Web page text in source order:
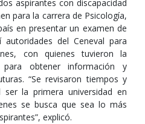
aspirantes con discapacidad
para la carrera de Psicología,
en presentar un examen de
autoridades del Ceneval para
con quienes tuvieron la
obtener información y
“Se revisaron tiempos y
la primera universidad en
se busca que sea lo más
explicó.